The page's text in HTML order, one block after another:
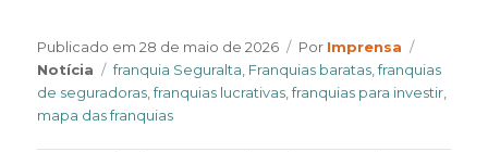
Publicado em28 de maio de 2026 Por Author
Imprensa
Notícia
Tags
franquia Seguralta Franquias baratas ,franquias
de seguradoras ,franquias lucrativas ,franquias para investir
mapa das franquias